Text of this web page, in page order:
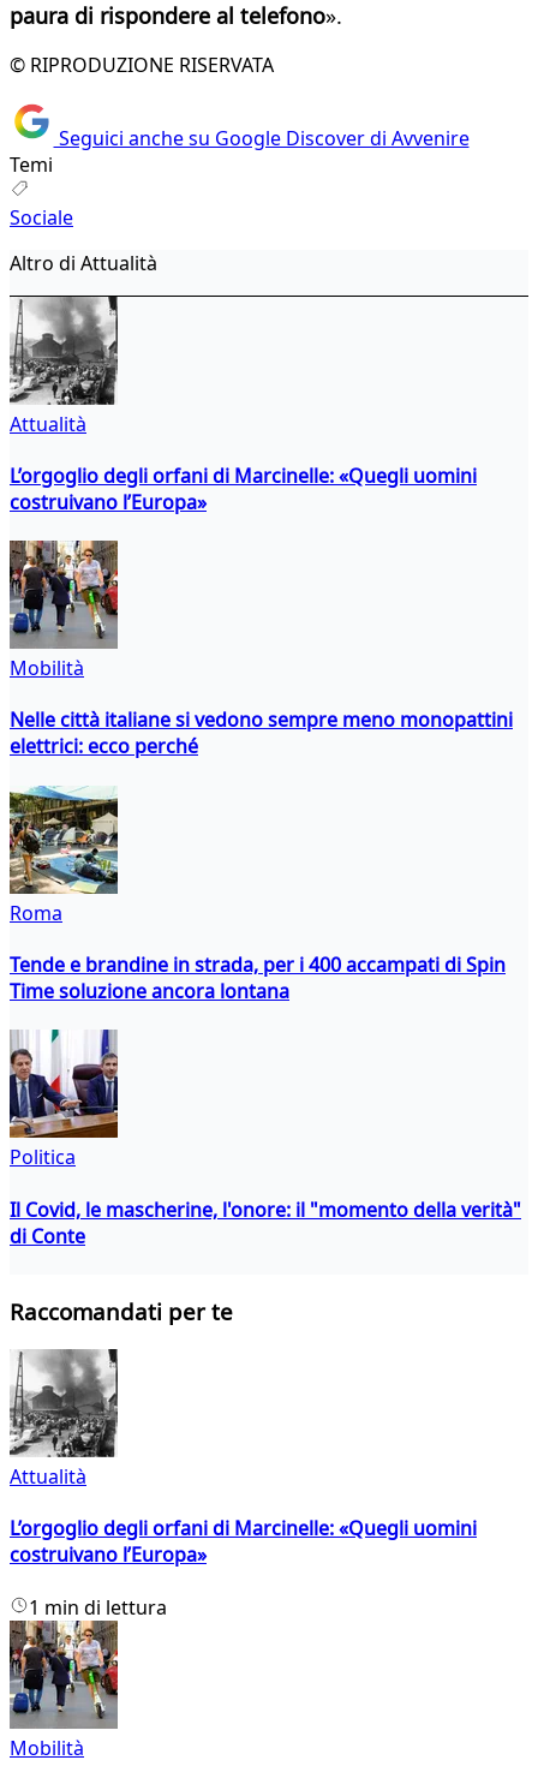
paura di rispondere al telefono».
© RIPRODUZIONE RISERVATA
Seguici anche su Google Discover di Avvenire
Temi
Sociale
Altro di Attualità
Attualità
L’orgoglio degli orfani di Marcinelle: «Quegli uomini
costruivano l’Europa»
Mobilità
Nelle città italiane si vedono sempre meno monopattini
elettrici: ecco perché
Roma
Tende e brandine in strada, per i 400 accampati di Spin
Time soluzione ancora lontana
Politica
Il Covid, le mascherine, l'onore: il "momento della verità"
di Conte
Raccomandati per te
Attualità
L’orgoglio degli orfani di Marcinelle: «Quegli uomini
costruivano l’Europa»
1 min di lettura
Mobilità